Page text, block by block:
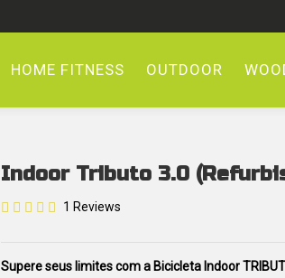
HOME FITNESS OUTDOOR
Indoor Tributo 3.0
1 Reviews
Supere seus limites com a Bicicleta Indoor